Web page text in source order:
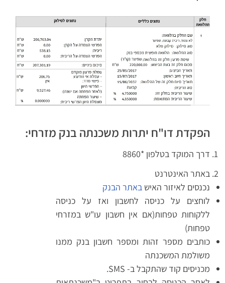
הפקדת דו"ח יתרות משכנתה בנק מזרחי:
דרך המוקד בטלפון *8860
באתר האינטרנט
נכנסים לאיזור האיש באתר הבנק
לוחצים על כניסה לחשבון ואז על כניסה
ללקוחות טפחות(אם אין חשבון עו"ש במזרחי
טפחות)
כותבים מספר זהות ומספר חשבון בנק ממנו
משולמת המשכנתה
מכניסים קוד שהתקבל ב- SMS.